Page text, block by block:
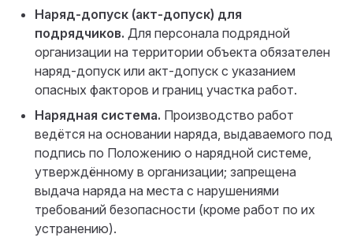
Наряд-допуск (акт-допуск) для
подрядчиков. Для персонала подрядной
организации на территории объекта обязателен
наряд-допуск или акт-допуск с указанием
опасных факторов и границ участка работ.
Нарядная система. Производство работ
ведётся на основании наряда, выдаваемого под
подпись по Положению о нарядной системе,
утверждённому в организации; запрещена
выдача наряда на места с нарушениями
требований безопасности (кроме работ по их
устранению).